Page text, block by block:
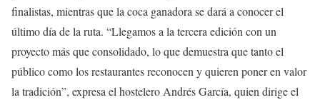
finalistas, mientras que la coca ganadora se dará a conocer el
último día de la ruta. “Llegamos a la tercera edición con un
proyecto más que consolidado, lo que demuestra que tanto el
público como los restaurantes reconocen y quieren poner en valor
la tradición”, expresa el hostelero Andrés García, quien dirige el